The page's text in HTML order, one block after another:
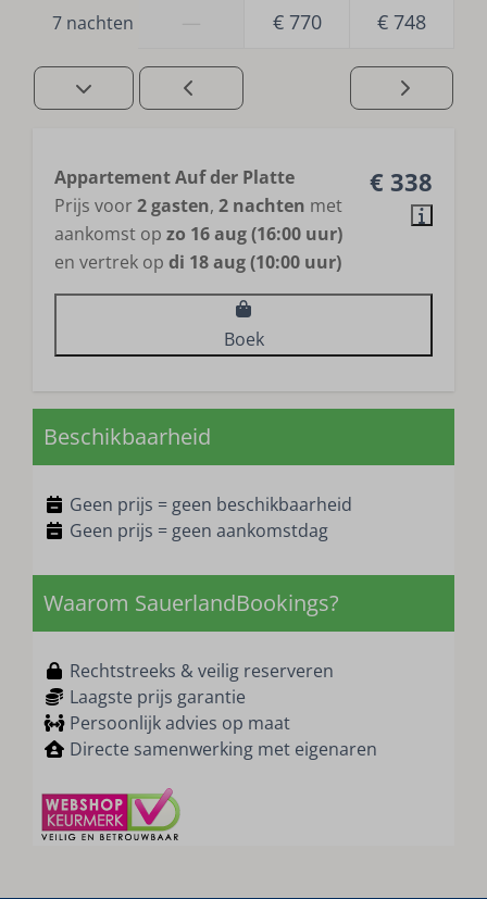
7 nachten € 770 € 748
€ 338
Appartement Auf der Platte
Prijs voor2 gasten, 2 nachten met
aankomst op zo 16 aug (16:00 uur)
en vertrek op di 18 aug (10:00 uur)
Boek
Beschikbaarheid
Geen prijs = geen beschikbaarheid
Geen prijs = geen aankomstdag
Waarom SauerlandBookings?
Rechtstreeks & veilig reserveren
Laagste prijs garantie
Persoonlijk advies op maat
Directe samenwerking met eigenaren